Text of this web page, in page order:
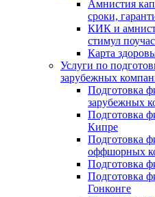
Амнистия
сроки,
КИК и
стимул
Карта
Услуги по
зарубежных
Подготовка
зарубежных
Подготовка
Кипре
Подготовка
оффшорных
Подготовка
Подготовка
Гонконге